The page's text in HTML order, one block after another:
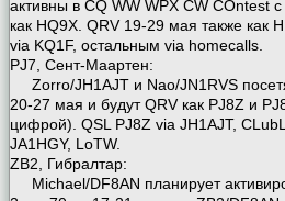
активны в CQ WW WPX CW COntest
как HQ9X. QRV 19-29 мая также как
via KQ1F, остальным via homecalls.
PJ7, Сент-Маартен:
Zorro/JH1AJT и Nao/JN1RVS
20-27 мая и будут QRV как PJ8Z и
цифрой). QSL PJ8Z via JH1AJT,
JA1HGY, LoTW.
ZB2, Гибралтар:
Michael/DF8AN планирует